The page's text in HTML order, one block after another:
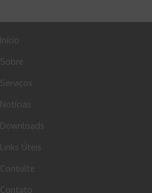
Início
Sobre
Serviços
Notícias
Downloads
Links Úteis
Consulte
Contato